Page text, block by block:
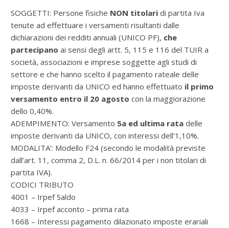
SOGGETTI: Persone fisiche NON titolari di partita Iva
tenute ad effettuare i versamenti risultanti dalle
dichiarazioni dei redditi annuali (UNICO PF), che
partecipano ai sensi degli artt. 5, 115 e 116 del TUIR a
società, associazioni e imprese soggette agli studi di
settore e che hanno scelto il pagamento rateale delle
imposte derivanti da UNICO ed hanno effettuato il primo
versamento entro il 20 agosto con la maggiorazione
dello 0,40%.
ADEMPIMENTO: Versamento 5a ed ultima rata delle
imposte derivanti da UNICO, con interessi dell’1,10%.
MODALITA’: Modello F24 (secondo le modalità previste
dall’art. 11, comma 2, D.L. n. 66/2014 per i non titolari di
partita IVA).
CODICI TRIBUTO
4001 – Irpef Saldo
4033 – Irpef acconto – prima rata
1668 – Interessi pagamento dilazionato imposte erariali